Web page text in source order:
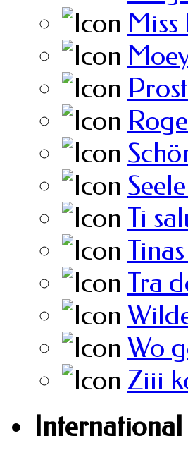
Miss
Ti
Tra
Wo
Ziii
International